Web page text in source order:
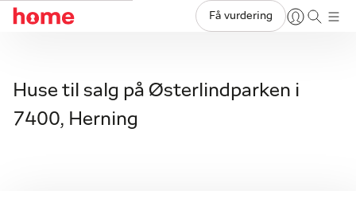
Få vurdering
Huse til salg på Østerlindparken i
7400, Herning